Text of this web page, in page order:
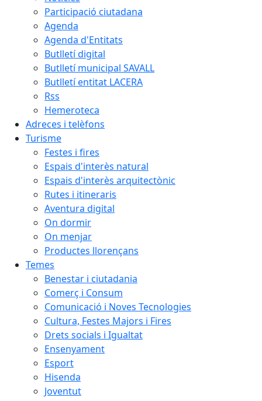
Participació ciutadana
Agenda
Agenda d'Entitats
Butlletí digital
Butlletí municipal SAVALL
Butlletí entitat LACERA
Rss
Hemeroteca
Adreces i telèfons
Turisme
Festes i fires
Espais d'interès natural
Espais d'interès arquitectònic
Rutes i itineraris
Aventura digital
On dormir
On menjar
Productes llorençans
Temes
Benestar i ciutadania
Comerç i Consum
Comunicació i Noves Tecnologies
Cultura, Festes Majors i Fires
Drets socials i Igualtat
Ensenyament
Esport
Hisenda
Joventut